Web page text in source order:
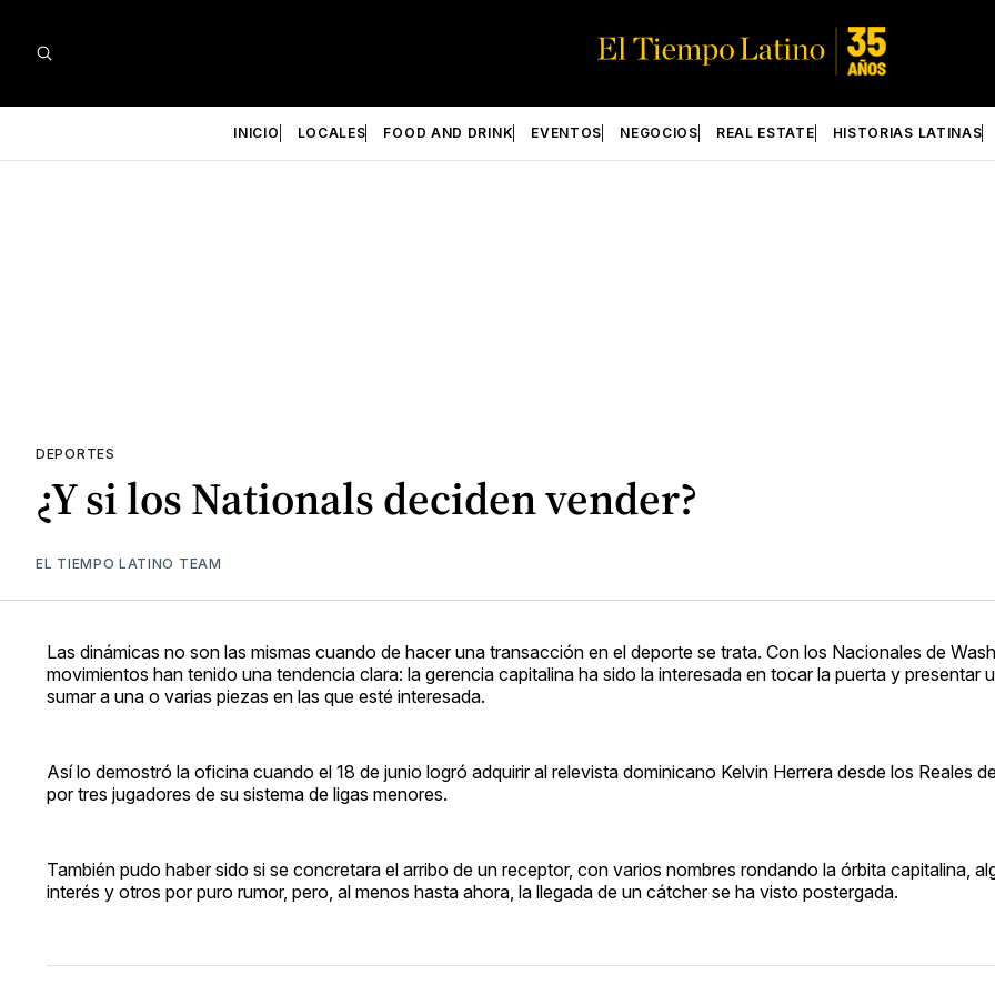
INICIO LOCALES FOOD AND DRINK EVENTOS NEGOCIOS REAL ESTATE HISTORIAS LATINAS
DEPORTES
¿Y si los Nationals deciden vender?
EL TIEMPO LATINO TEAM
Las dinámicas no son las mismas cuando de hacer una transacción en el deporte se trata. Con los Nacionales de
movimientos han tenido una tendencia clara: la gerencia capitalina ha sido la interesada en tocar la puerta y presentar
sumar a una o varias piezas en las que esté interesada.
Así lo demostró la oficina cuando el 18 de junio logró adquirir al relevista dominicano Kelvin Herrera desde los Reales
por tres jugadores de su sistema de ligas menores.
También pudo haber sido si se concretara el arribo de un receptor, con varios nombres rondando la órbita capitalina,
interés y otros por puro rumor, pero, al menos hasta ahora, la llegada de un cátcher se ha visto postergada.